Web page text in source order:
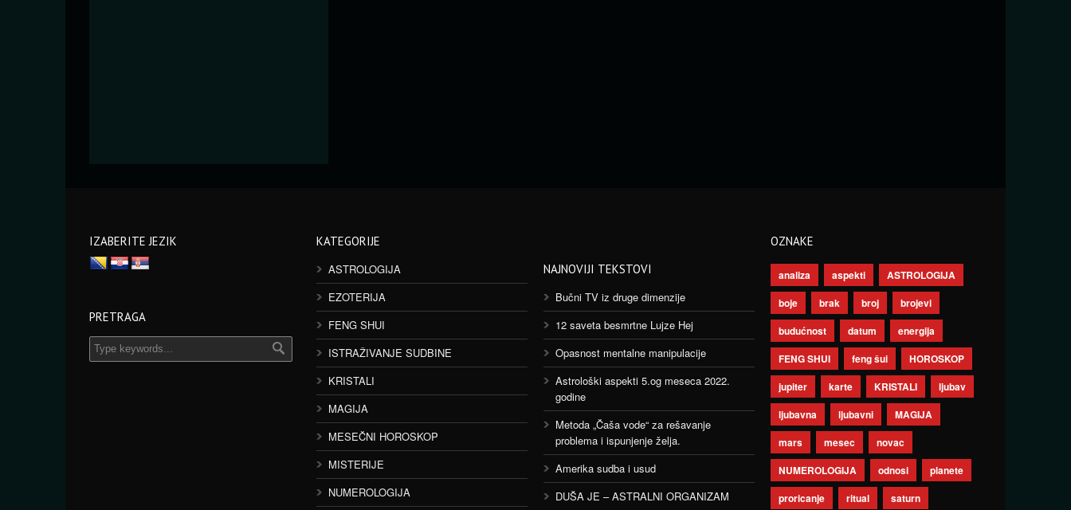
IZABERITE JEZIK
PRETRAGA
KATEGORIJE
ASTROLOGIJA
EZOTERIJA
FENG SHUI
ISTRAŽIVANJE SUDBINE
KRISTALI
MAGIJA
MESEČNI HOROSKOP
MISTERIJE
NUMEROLOGIJA
NAJNOVIJI TEKSTOVI
Bučni TV iz druge dimenzije
12 saveta besmrtne Lujze Hej
Opasnost mentalne manipulacije
Astrološki aspekti 5.og meseca 2022.
godine
Metoda „Čaša vode“ za rešavanje
problema i ispunjenje želja.
Amerika sudba i usud
DUŠA JE – ASTRALNI ORGANIZAM
OZNAKE
analiza aspekti
ASTROLOGIJA
boje
brak broj
brojevi
budućnost
datum
energija
FENG SHUI
feng šui
HOROSKOP
jupiter
karte KRISTALI
ljubav
ljubavna
ljubavni
MAGIJA
mars
mesec
novac
NUMEROLOGIJA
odnosi
planete
proricanje
ritual saturn